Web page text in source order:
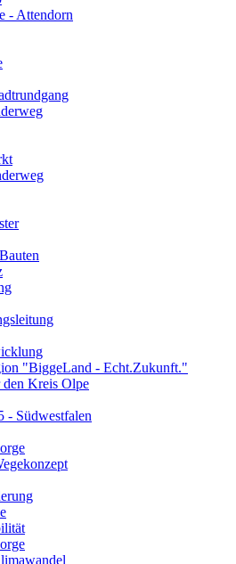
- Attendorn
"BiggeLand - Echt.Zukunft."
Kreis Olpe
- Südwestfalen